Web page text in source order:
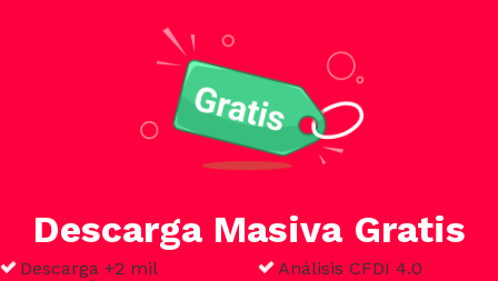
Descarga Masiva Gratis
Descarga +2 mil
Análisis CFDI 4.0